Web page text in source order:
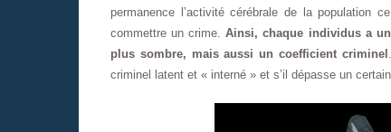
permanence l’activité cérébrale de la population
commettre un crime.Ainsi, chaque individus a
plus sombre, mais aussi un coefficient criminel
criminel latent et « interné » et s’il dépasse un